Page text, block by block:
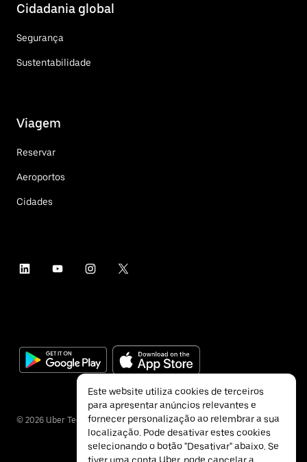
Cidadania global
Segurança
Sustentabilidade
Viagem
Reservar
Aeroportos
Cidades
© 2026 Uber Technologies Inc.
Este website utiliza cookies de terceiros
para apresentar anúncios relevantes e
fornecer personalização ao relembrar a sua
localização. Pode desativar estes cookies
selecionando o botão "Desativar" abaixo. Se